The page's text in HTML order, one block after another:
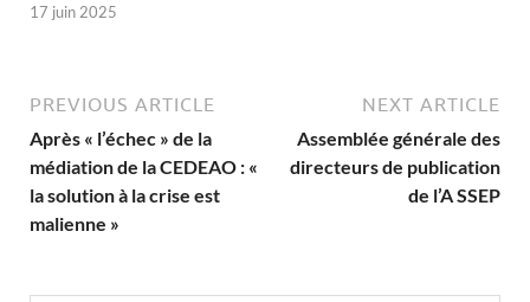
17 juin 2025
PREVIOUS ARTICLE
Après « l’échec » de la
médiation de la CEDEAO : «
la solution à la crise est
malienne »
NEXT ARTICLE
Assemblée générale des
directeurs de publication
de l’A SSEP